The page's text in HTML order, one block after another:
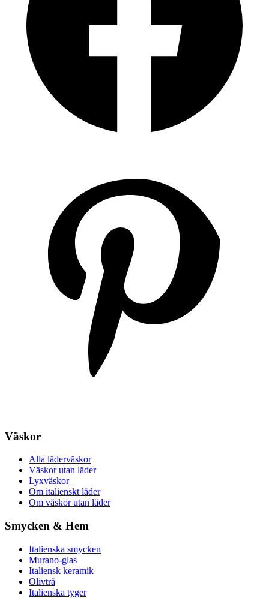
Väskor
Alla läderväskor
Väskor utan läder
Lyxväskor
Om italienskt läder
Om väskor utan läder
Smycken & Hem
Italienska smycken
Murano-glas
Italiensk keramik
Olivträ
Italienska tyger